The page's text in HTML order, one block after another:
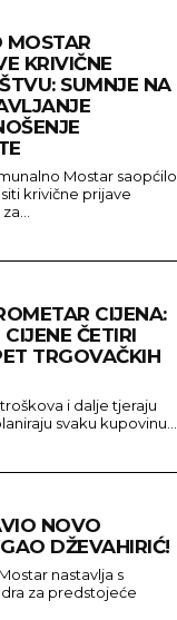
MOSTAR
KRIVIČNE
SUMNJE NA
Mostar saopćilo
krivične prijave
CIJENA:
ČETIRI
TRGOVAČKIH
i dalje tjeraju
svaku kupovinu....
NOVO
DŽEVAHIRIĆ!
nastavlja s
za predstojeće